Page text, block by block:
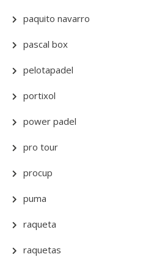
paquito navarro
pascal box
pelotapadel
portixol
power padel
pro tour
procup
puma
raqueta
raquetas